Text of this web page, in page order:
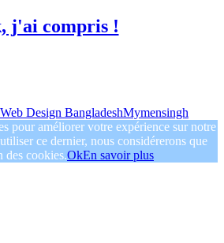
j'ai compris !
Web Design BangladeshMymensingh
pour améliorer votre expérience sur notre
ce dernier, nous considérerons que
des cookies.OkEn savoir plus